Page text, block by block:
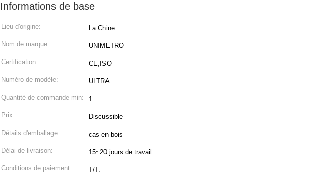
Informations de base
Lieu d'origine: La Chine
Nom de marque: UNIMETRO
Certification: CE,ISO
Numéro de modèle: ULTRA
Quantité de commande min: 1
Prix: Discussible
Détails d'emballage: cas en bois
Délai de livraison: 15~20 jours de travail
Conditions de paiement: T/T.